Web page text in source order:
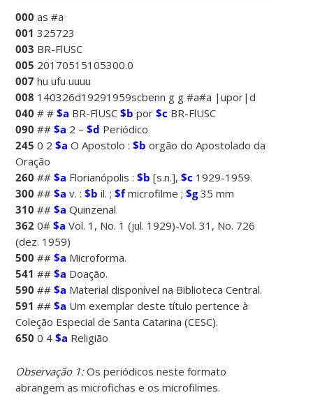
000 as #a
001 325723
003 BR-FlUSC
005 20170515105300.0
007 hu ufu uuuu
008 140326d19291959scbenn g g #a#a |upor|d
040 # #$a BR-FlUSC$b por$c BR-FlUSC
090 ##$a 2 –$d Periódico
245 0 2$a O Apostolo :$b orgão do Apostolado da
Oração
260 ##$a Florianópolis :$b [s.n.],$c 1929-1959.
300 ##$a v. :$b il. ;$fmicrofilme ;$g35 mm
310 ##$a Quinzenal
362 0#$a Vol. 1, No. 1 (jul. 1929)-Vol. 31, No. 726
(dez. 1959)
500##$a Microforma.
541 ##$a Doação.
590 ##$a Material disponível na Biblioteca Central.
591 ##$a Um exemplar deste título pertence à
Coleção Especial de Santa Catarina (CESC).
650 0 4$a Religião
Observação 1:Os periódicos neste formato
abrangem as microfichas e os microfilmes.